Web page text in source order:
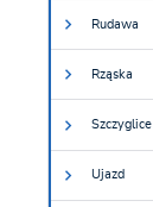
Rudawa
Rząska
Szczyglice
Ujazd